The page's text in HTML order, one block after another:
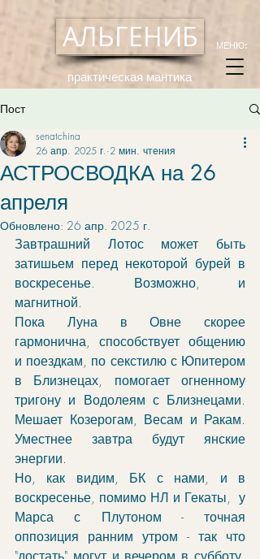
АЛЬГЕНИБ
практическая мантика
МЕНЮ:
Пост
АСТРОСВОДКА на 26
апреля
senatchina
26 апр. 2025 г. 2 мин. чтения
Обновлено: 26 апр. 2025 г.
Завтрашний Лотос может быть
затишьем перед некоторой бурей в
воскресенье. Возможно, и
магнитной.
Пока Луна в Овне скорее
гармонична, способствует общению
и поездкам, по секстилю с Юпитером
в Близнецах, помогает огненному
тригону и Водолеям с Близнецами.
Мешает Козерогам, Весам и Ракам.
Уместнее завтра будут янские
энергии.
Но, как видим, БК с нами, и в
воскресенье, помимо НЛ и Гекаты,  у
Марса с Плутоном - точная
оппозиция ранним утром - так что